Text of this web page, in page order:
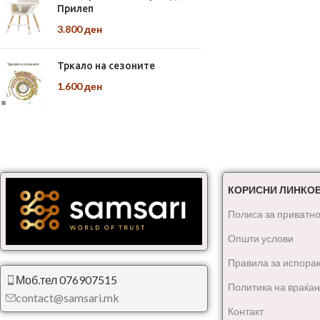
Прилеп
3.800ден
Тркало на сезоните
1.600ден
Моб.тел 076907515
contact@samsari.mk
КОРИСНИ
Полиса за
Општи услови
Правила за
Политика на
Контакт